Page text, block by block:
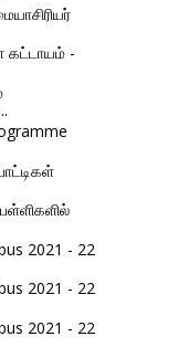
கட்டாயம் -
2021 - 22
2021 - 22
2021 - 22